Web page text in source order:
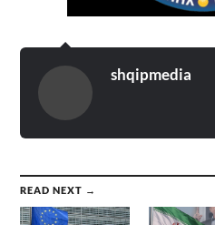
shqipmedia
READ NEXT →